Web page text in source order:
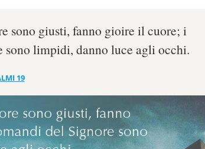
sono giusti, fanno gioire il cuore; i
sono limpidi, danno luce agli occhi.
19